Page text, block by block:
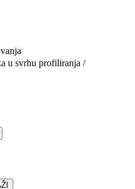
u svrhu profiliranja /